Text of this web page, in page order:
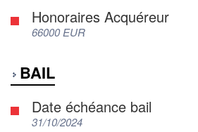
Honoraires Acquéreur
66000 EUR
BAIL
Date échéance bail
31/10/2024